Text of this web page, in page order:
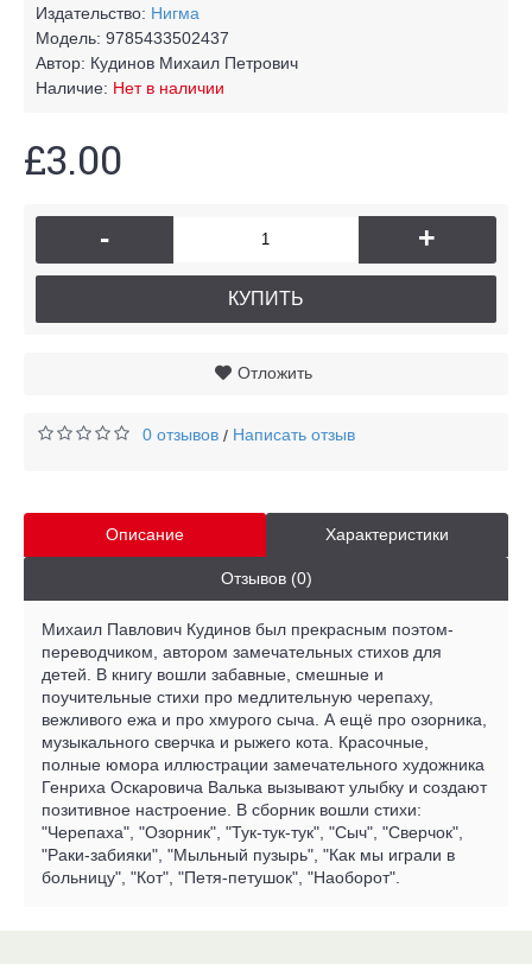
Издательство: Нигма
Модель: 9785433502437
Автор: Кудинов Михаил Петрович
Наличие: Нет в наличии
£3.00
- +
КУПИТЬ
Отложить
0 отзывов / Написать отзыв
Описание Характеристики
Отзывов (0)
Михаил Павлович Кудинов был прекрасным поэтом-
переводчиком, автором замечательных стихов для
детей. В книгу вошли забавные, смешные и
поучительные стихи про медлительную черепаху,
вежливого ежа и про хмурого сыча. А ещё про озорника,
музыкального сверчка и рыжего кота. Красочные,
полные юмора иллюстрации замечательного художника
Генриха Оскаровича Валька вызывают улыбку и создают
позитивное настроение. В сборник вошли стихи:
"Черепаха", "Озорник", "Тук-тук-тук", "Сыч", "Сверчок",
"Раки-забияки", "Мыльный пузырь", "Как мы играли в
больницу", "Кот", "Петя-петушок", "Наоборот".